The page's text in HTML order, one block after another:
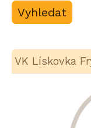
Katalog
VK Lískovka